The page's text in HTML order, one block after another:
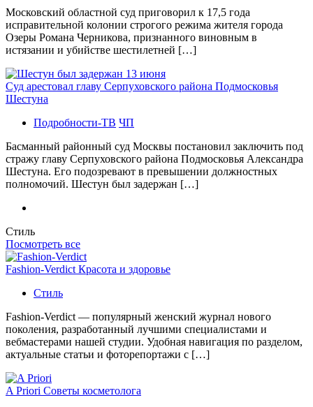
Московский областной суд приговорил к 17,5 года
исправительной колонии строгого режима жителя города
Озеры Романа Черникова, признанного виновным в
истязании и убийстве шестилетней […]
Суд арестовал главу Серпуховского района Подмосковья
Шестуна
Подробности-ТВ ЧП
Басманный районный суд Москвы постановил заключить под
стражу главу Серпуховского района Подмосковья Александра
Шестуна. Его подозревают в превышении должностных
полномочий. Шестун был задержан […]
Стиль
Посмотреть все
Fashion-Verdict Красота и здоровье
Стиль
Fashion-Verdict — популярный женский журнал нового
поколения, разработанный лучшими специалистами и
вебмастерами нашей студии. Удобная навигация по разделом,
актуальные статьи и фоторепортажи с […]
A Priori Советы косметолога